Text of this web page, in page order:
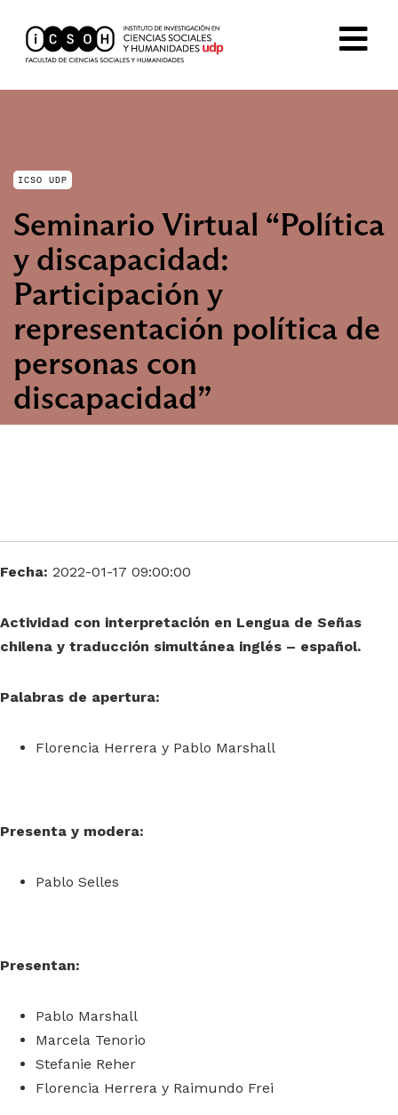
ICSO UDP
Seminario Virtual “Política
y discapacidad:
Participación y
representación política de
personas con
discapacidad”
Fecha: 2022-01-17 09:00:00
Actividad con interpretación en Lengua de Señas
chilena y traducción simultánea inglés – español.
Palabras de apertura:
Florencia Herrera y Pablo Marshall
Presenta y modera:
Pablo Selles
Presentan:
Pablo Marshall
Marcela Tenorio
Stefanie Reher
Florencia Herrera y Raimundo Frei